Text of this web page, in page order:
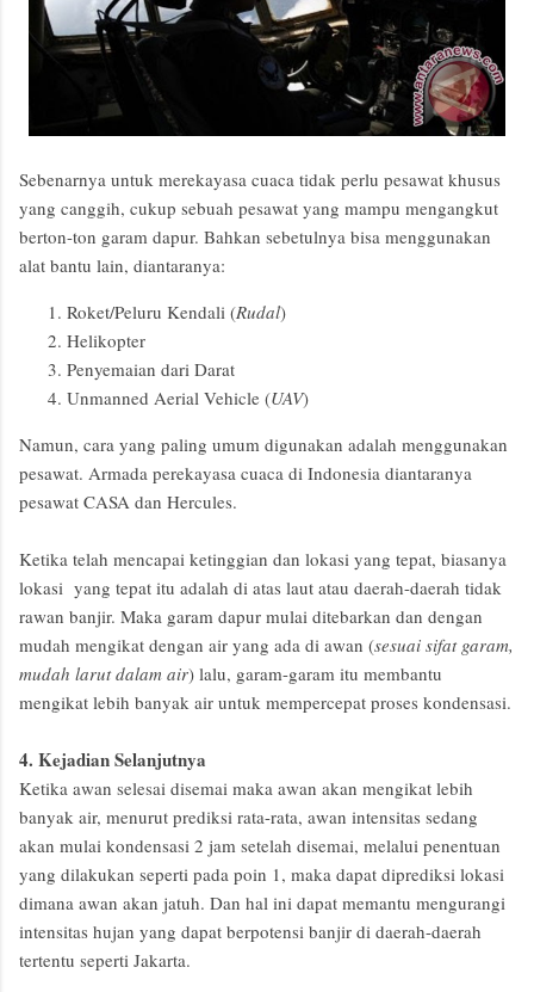
Sebenarnya untuk merekayasa cuaca tidak perlu pesawat khusus
yang canggih, cukup sebuah pesawat yang mampu mengangkut
berton-ton garam dapur. Bahkan sebetulnya bisa menggunakan
alat bantu lain, diantaranya:
Roket/Peluru Kendali (Rudal)
Helikopter
Penyemaian dari Darat
Unmanned Aerial Vehicle (UAV)
Namun, cara yang paling umum digunakan adalah menggunakan
pesawat. Armada perekayasa cuaca di Indonesia diantaranya
pesawat CASA dan Hercules.
Ketika telah mencapai ketinggian dan lokasi yang tepat, biasanya
lokasi yang tepat itu adalah di atas laut atau daerah-daerah tidak
rawan banjir. Maka garam dapur mulai ditebarkan dan dengan
mudah mengikat dengan air yang ada di awan (sesuai sifat garam,
mudah larut dalam air) lalu, garam-garam itu membantu
mengikat lebih banyak air untuk mempercepat proses kondensasi.
4. Kejadian Selanjutnya
Ketika awan selesai disemai maka awan akan mengikat lebih
banyak air, menurut prediksi rata-rata, awan intensitas sedang
akan mulai kondensasi 2 jam setelah disemai, melalui penentuan
yang dilakukan seperti pada poin 1, maka dapat diprediksi lokasi
dimana awan akan jatuh. Dan hal ini dapat memantu mengurangi
intensitas hujan yang dapat berpotensi banjir di daerah-daerah
tertentu seperti Jakarta.